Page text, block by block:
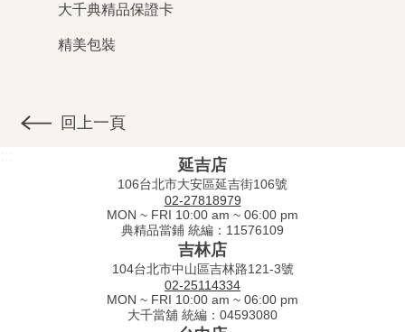
大千典精品保證卡
精美包裝
回上一頁
延吉店
106台北市大安區延吉街106號
02-27818979
MON ~ FRI 10:00 am ~ 06:00 pm
典精品當鋪 統編：11576109
吉林店
104台北市中山區吉林路121-3號
02-25114334
MON ~ FRI 10:00 am ~ 06:00 pm
大千當舖 統編：04593080